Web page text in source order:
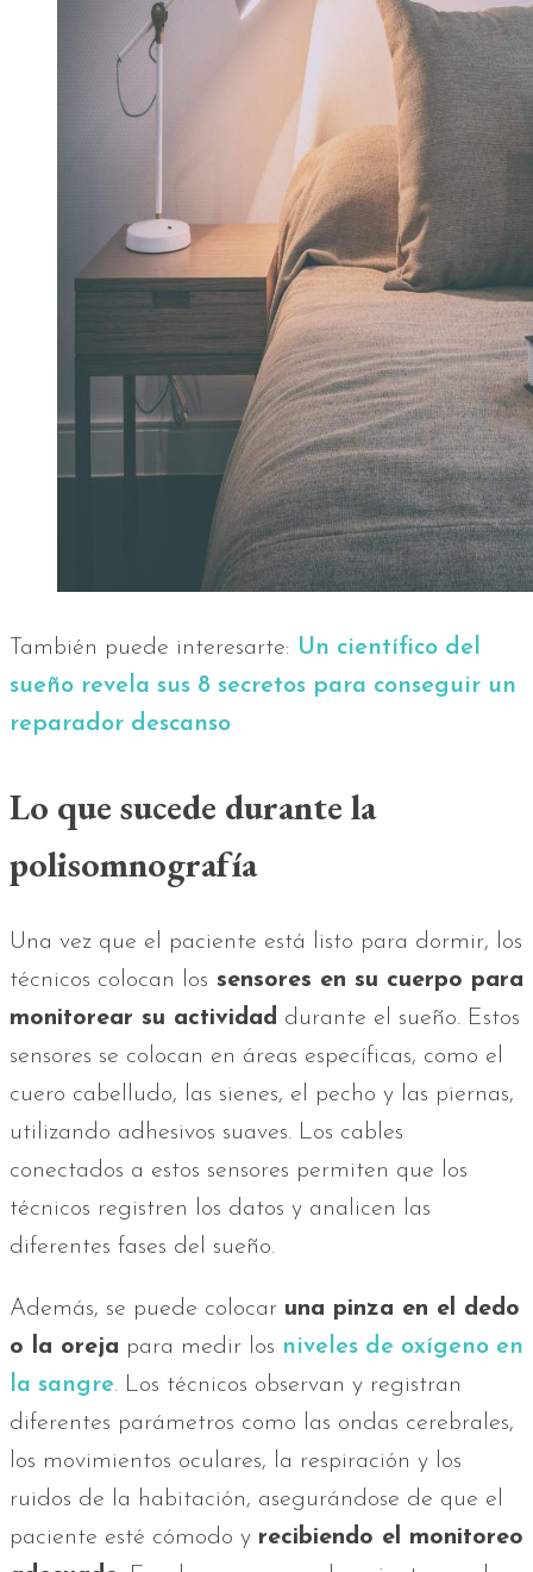
También puede interesarte: Un científico del
sueño revela sus 8 secretos para conseguir un
reparador descanso
Lo que sucede durante la
polisomnografía
Una vez que el paciente está listo para dormir, los
técnicos colocan los sensores en su cuerpo para
monitorear su actividad durante el sueño. Estos
sensores se colocan en áreas específicas, como el
cuero cabelludo, las sienes, el pecho y las piernas,
utilizando adhesivos suaves. Los cables
conectados a estos sensores permiten que los
técnicos registren los datos y analicen las
diferentes fases del sueño.
Además, se puede colocar una pinza en el dedo
o la oreja para medir los niveles de oxígeno en
la sangre. Los técnicos observan y registran
diferentes parámetros como las ondas cerebrales,
los movimientos oculares, la respiración y los
ruidos de la habitación, asegurándose de que el
paciente esté cómodo y recibiendo el monitoreo